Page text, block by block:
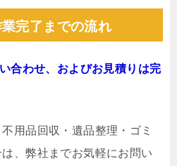
完了までの流れ
合わせ、およびお見積りは完
用品回収・遺品整理・ゴミ
、弊社までお気軽にお問い